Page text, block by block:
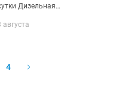
Дизельная
августа
4